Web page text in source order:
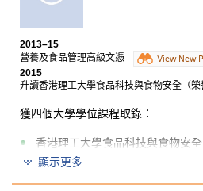
課程全面提供運動及康樂管理的
位講師經常分享親身經驗，助我
向。另外，他們十分友善，樂於
專業意見。兩年的高級文憑課程
的康樂體育機構實習，獲得實際
最後，我想跟有意入讀這個課程
耘，一分收穫』；同學的努力，
資源，相信大家都能一步步邁向
2013–15
營養及食品管理高級文憑
View New
2015
升讀香港理工大學食品科技與食物安全（
獲四個大學學位課程取錄：
香港理工大學食品科技與食物安
香港城市大學生物醫學理學士三年
顯示更多